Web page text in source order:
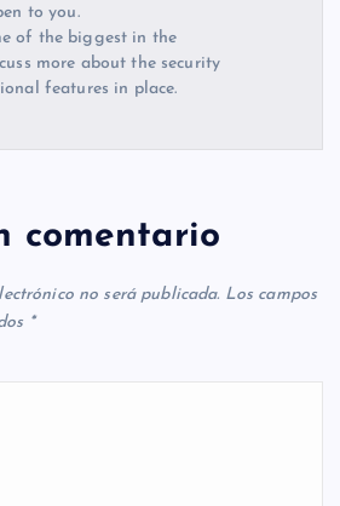
to you.
of the biggest in the
more about the security
features in place.
comentario
no será publicada. Los campos
*